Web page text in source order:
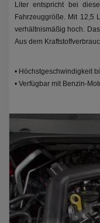
Liter entspricht bei
Fahrzeuggröße. Mit 12,5
verhältnismäßig hoch.
Aus dem
• Höchstgeschwindigkeit
• Verfügbar mit Benzin-